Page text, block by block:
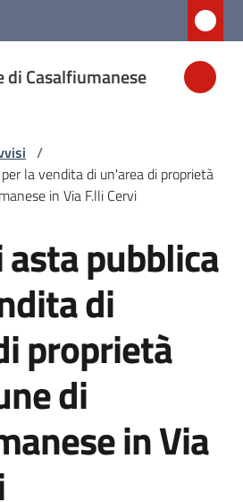
di Casalfiumanese
/
la vendita di un'area di proprietà
in Via F.lli Cervi
pubblica
di
proprietà
di
in Via